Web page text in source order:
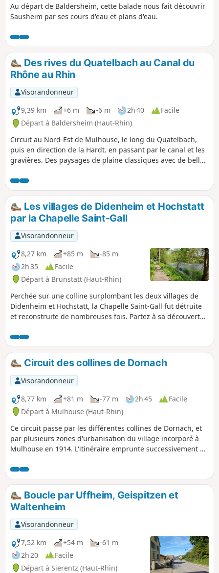
Au départ de Baldersheim, cette balade nous fait découvrir
Sausheim par ses cours d'eau et plans d'eau.
Des rives du Quatelbach au Canal du
Rhône au Rhin
Visorandonneur
9,39 km
+6 m -6 m 2h 40
Facile
Départ à Baldersheim (Haut-Rhin)
Circuit au Nord-Est de Mulhouse, le long du Quatelbach,
puis en direction de la Hardt. en passant par le canal et les
gravières. Des paysages de plaine classiques avec de belles
sur une grosse partie du parcours des pistes et itinéraires
cyclables bitumés.
Les villages de Didenheim et Hochstatt
par la Chapelle Saint-Gall
Visorandonneur
8,27 km
+85 m
-85 m
2h 35
Facile
Départ à Brunstatt (Haut-Rhin)
Perchée sur une colline surplombant les deux villages de
Didenheim et Hochstatt, la Chapelle Saint-Gall fut détruite
et reconstruite de nombreuses fois. Partez à sa découverte
Didenheim et Hochstatt, sans oublier la présence apaisante
de l'Ill, que vous croiserez à de nombreuses reprises !
Circuit des collines de Dornach
Visorandonneur
8,77 km
+81 m -77 m 2h 45
Facile
Départ à Mulhouse (Haut-Rhin)
Ce circuit passe par les différentes collines de Dornach, et
par plusieurs zones d'urbanisation du village incorporé à
Mulhouse en 1914. L'itinéraire emprunte successivement 4
allant de tram à tram (Gare Dornach-Université 2,6 km,
Université-Coteaux 3,2 km, Coteaux-Gare Dornach 2,9 km).
Boucle par Uffheim, Geispitzen et
Waltenheim
Visorandonneur
7,52 km
+54 m
-61 m
2h 20
Facile
Départ à Sierentz (Haut-Rhin)